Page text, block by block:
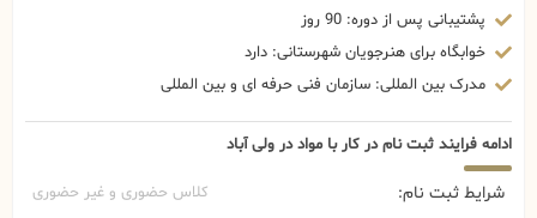
پشتیبانی پس از دوره: 90 روز
خوابگاه برای هنرجویان شهرستانی: دارد
مدرک بین المللی: سازمان فنی حرفه ای و بین المللی
ادامه فرایند ثبت نام در کار با مواد در ولی آباد
شرایط ثبت نام: کلاس حضوری و غیر حضوری